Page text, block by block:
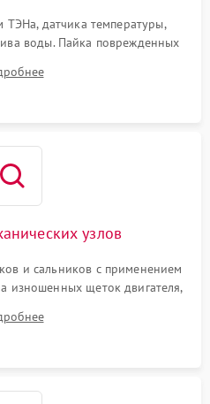
датчика температуры,
воды. Пайка поврежденных
проводки и контактов.
узлов
и сальников с применением
изношенных щеток двигателя,
резиновой манжеты.